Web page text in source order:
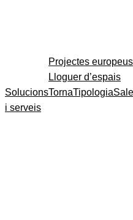
Solucions
i serveis
Projectes europeus
Lloguer d’espais
TornaTipologia